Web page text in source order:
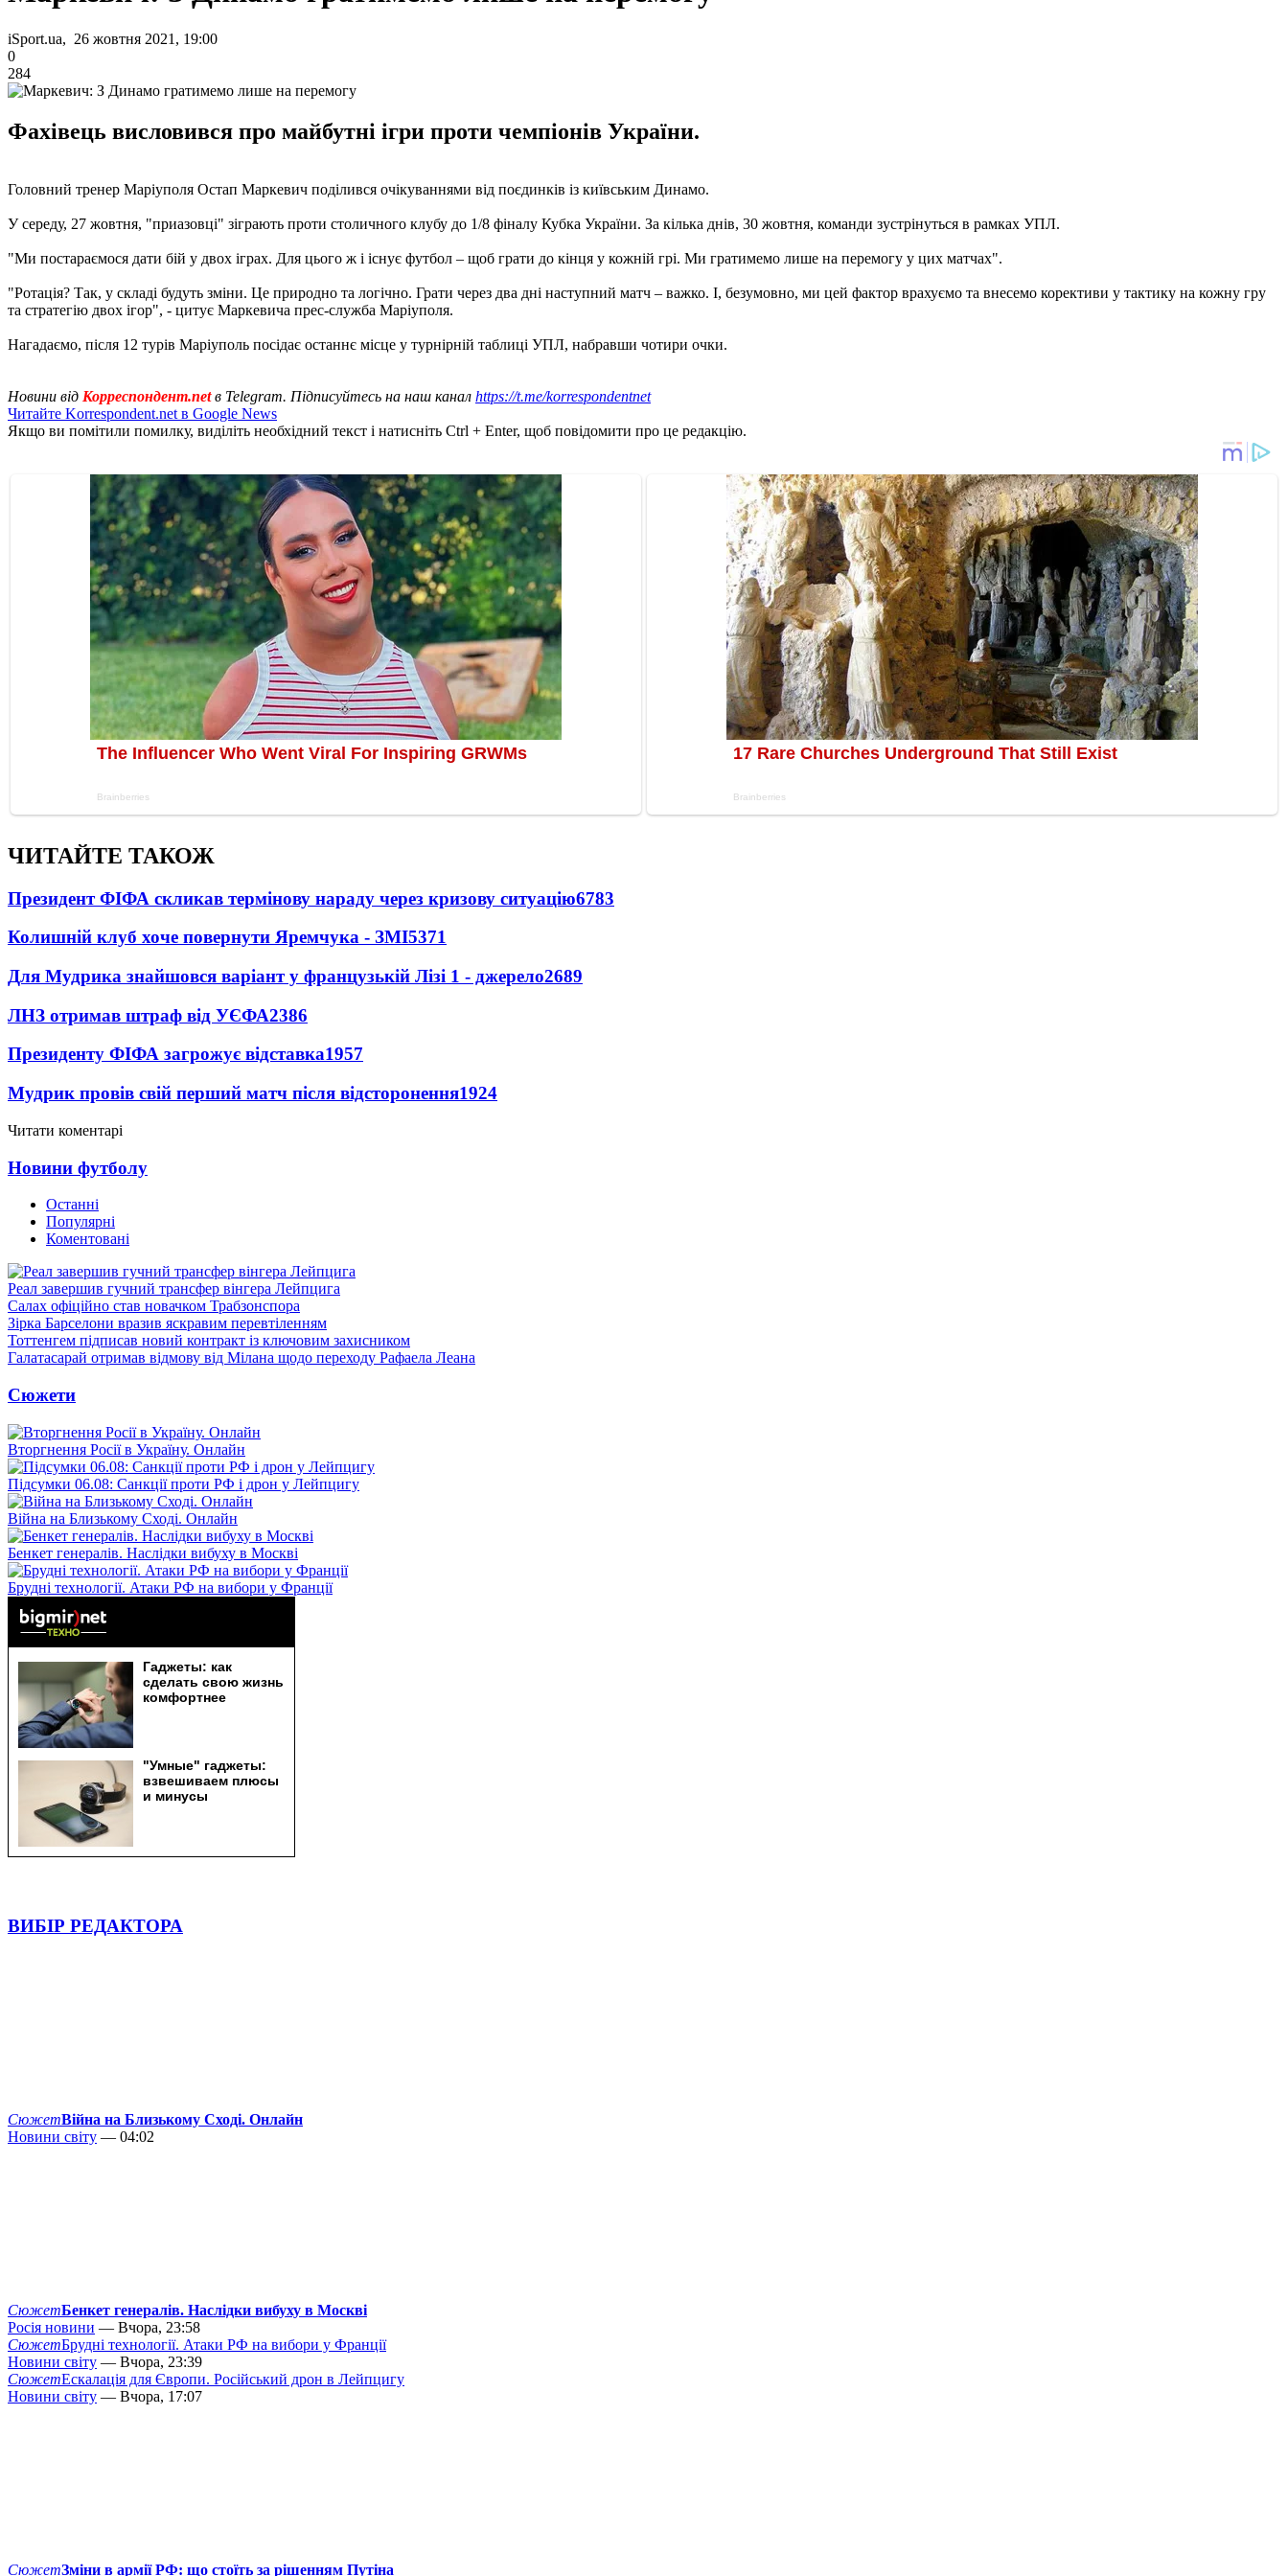
iSport.ua, 26 жовтня 2021, 19:00
0
284
Фахівець висловився про майбутні ігри проти чемпіонів України.
Головний тренер Маріуполя Остап Маркевич поділився очікуваннями від поєдинків із київським Динамо.
У середу, 27 жовтня, "приазовці" зіграють проти столичного клубу до 1/8 фіналу Кубка України. За кілька днів, 30 жовтня, команди зустрінуться в рамках УПЛ.
"Ми постараємося дати бій у двох іграх. Для цього ж і існує футбол – щоб грати до кінця у кожній грі. Ми гратимемо лише на перемогу у цих матчах".
"Ротація? Так, у складі будуть зміни. Це природно та логічно. Грати через два дні наступний матч – важко. І, безумовно, ми цей фактор врахуємо та внесемо корективи у тактику на кожну гру
та стратегію двох ігор", - цитує Маркевича прес-служба Маріуполя.
Нагадаємо, після 12 турів Маріуполь посідає останнє місце у турнірній таблиці УПЛ, набравши чотири очки.
Новини від Корреспондент.netв Telegram. Підписуйтесь на наш канал https://t.me/korrespondentnet
Читайте Korrespondent.net в Google News
Якщо ви помітили помилку, виділіть необхідний текст і натисніть Ctrl + Enter, щоб повідомити про це редакцію.
ЧИТАЙТЕ ТАКОЖ
Президент ФІФА скликав термінову нараду через кризову ситуацію6783
Колишній клуб хоче повернути Яремчука - ЗМІ5371
Для Мудрика знайшовся варіант у французькій Лізі 1 - джерело2689
ЛНЗ отримав штраф від УЄФА2386
Президенту ФІФА загрожує відставка1957
Мудрик провів свій перший матч після відсторонення1924
Читати коментарі
Новини футболу
Останні
Популярні
Коментовані
Реал завершив гучний трансфер вінгера Лейпцига
Салах офіційно став новачком Трабзонспора
Зірка Барселони вразив яскравим перевтіленням
Тоттенгем підписав новий контракт із ключовим захисником
Галатасарай отримав відмову від Мілана щодо переходу Рафаела Леана
Сюжети
Вторгнення Росії в Україну. Онлайн
Підсумки 06.08: Санкції проти РФ і дрон у Лейпцигу
Війна на Близькому Сході. Онлайн
Бенкет генералів. Наслідки вибуху в Москві
Брудні технології. Атаки РФ на вибори у Франції
ВИБІР РЕДАКТОРА
СюжетВійна на Близькому Сході. Онлайн
Новини світу — 04:02
СюжетБенкет генералів. Наслідки вибуху в Москві
Росія новини — Вчора, 23:58
СюжетБрудні технології. Атаки РФ на вибори у Франції
Новини світу — Вчора, 23:39
СюжетЕскалація для Європи. Російський дрон в Лейпцигу
Новини світу — Вчора, 17:07
СюжетЗміни в армії РФ: що стоїть за рішенням Путіна